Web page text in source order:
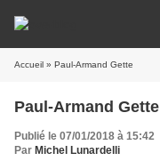
Accueil » Paul-Armand Gette
Paul-Armand Gette
Publié le 07/01/2018 à 15:42
Par Michel Lunardelli